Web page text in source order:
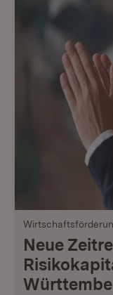
Neue